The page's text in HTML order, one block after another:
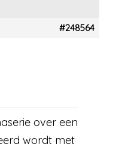
#248564
over een
wordt met